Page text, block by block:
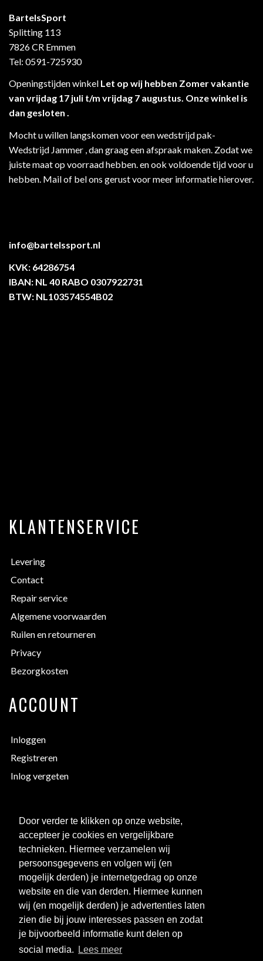
Door verder te klikken op onze website,
accepteer je cookies en vergelijkbare
technieken. Hiermee verzamelen wij
persoonsgegevens en volgen wij (en
mogelijk derden) je internetgedrag op onze
website en die van derden. Hiermee kunnen
wij (en mogelijk derden) je advertenties laten
zien die bij jouw interesses passen en zodat
je bijvoorbeeld informatie kunt delen op
social media.
Lees meer
BartelsSport
Splitting 113
7826 CR Emmen
Tel: 0591-725930
Openingstijden winkel Let op wij hebben Zomer vakantie
van vrijdag 17 juli t/m vrijdag 7 augustus. Onze winkel is
dan gesloten .
Mocht u willen langskomen voor een wedstrijd pak-
Wedstrijd Jammer , dan graag een afspraak maken. Zodat we
juiste maat op voorraad hebben. en ook voldoende tijd voor u
hebben. Mail of bel ons gerust voor meer informatie hierover.
info@bartelssport.nl
KVK: 64286754
IBAN: NL 40 RABO 0307922731
BTW: NL103574554B02
KLANTENSERVICE
Levering
Contact
Repair service
Algemene voorwaarden
Ruilen en retourneren
Privacy
Bezorgkosten
ACCOUNT
Inloggen
Registreren
Inlog vergeten
Bedrukken
Maattabellen
Links
Over ons
Clubkorting